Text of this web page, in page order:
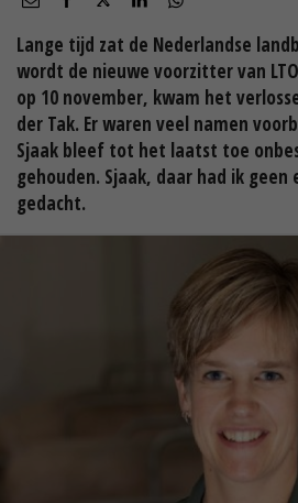
Lange tijd zat de Nederlandse
wordt de nieuwe voorzitter van
op 10 november, kwam het
der Tak. Er waren veel namen
Sjaak bleef tot het laatst toe
gehouden. Sjaak, daar had ik geen
gedacht.